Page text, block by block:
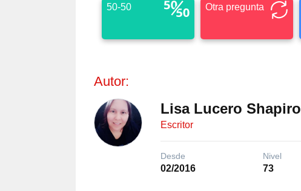
50-50 Otra pregunta
Autor:
Lisa Lucero Shapiro
Escritor
Desde
02/2016
Nivel
73